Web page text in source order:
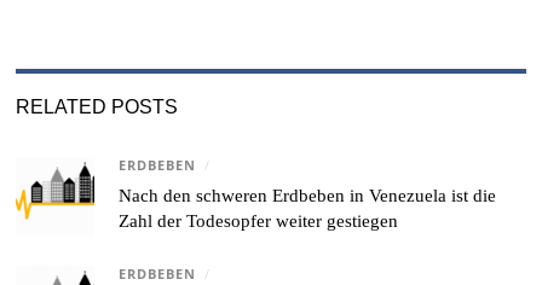
RELATED POSTS
ERDBEBEN /
Nach den schweren Erdbeben in Venezuela ist die
Zahl der Todesopfer weiter gestiegen
ERDBEBEN /